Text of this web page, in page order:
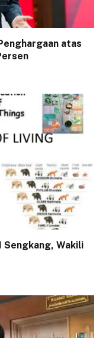
atas
Sengkang, Wakili